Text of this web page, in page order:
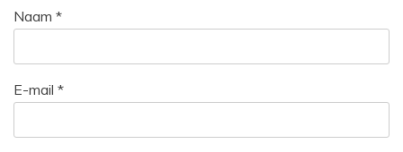
Naam *
E-mail *